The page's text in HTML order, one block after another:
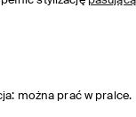
można prać w pralce.